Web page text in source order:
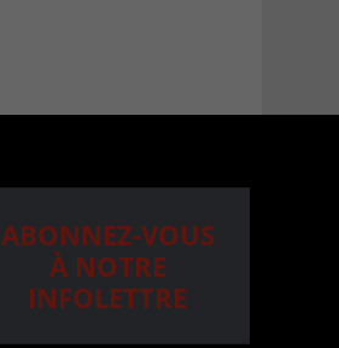
ABONNEZ-VOUS
À NOTRE
INFOLETTRE